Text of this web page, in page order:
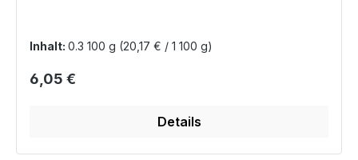
Inhalt: 0.3 100 g (20,17 € / 1 100 g)
Regulärer Preis:
6,05 €
Details